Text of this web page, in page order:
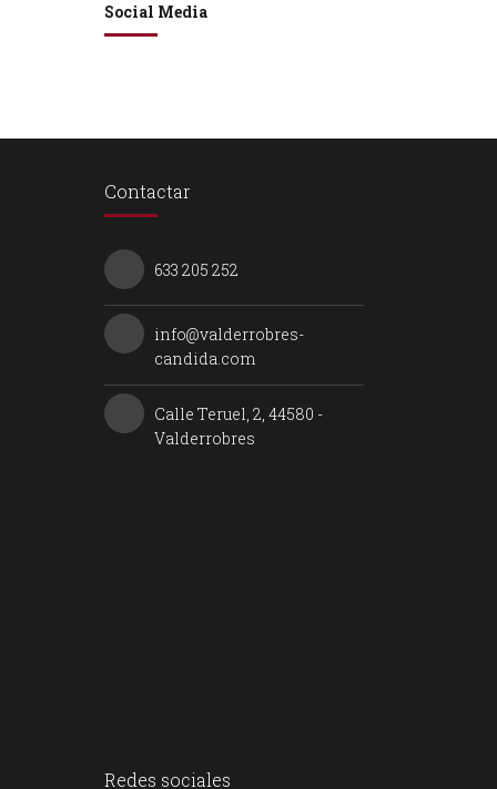
Social Media
Contactar
633 205 252
info@valderrobres-
candida.com
Calle Teruel, 2, 44580 -
Valderrobres
Redes sociales